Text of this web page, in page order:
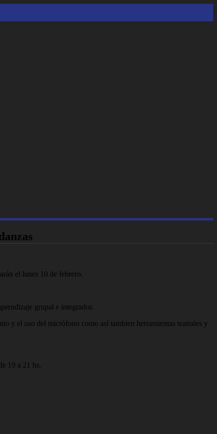
el lunes 10 de febrero.
grupal e integrador.
y el uso del micrófono como así tambien herramientas teatrales y
19 a 21 hs.